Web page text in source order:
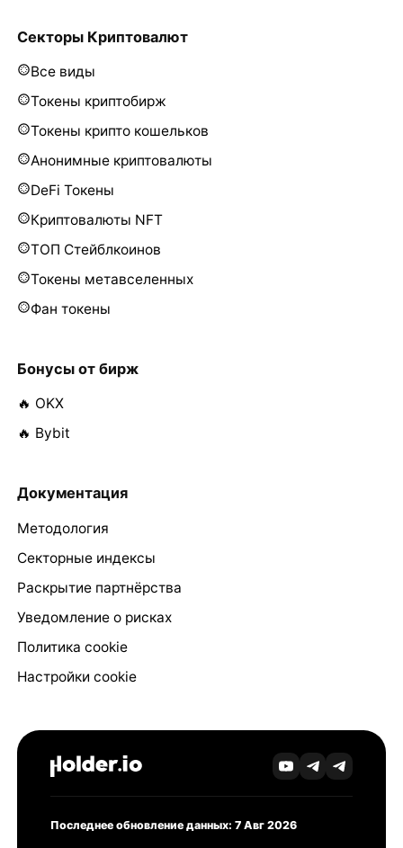
Секторы Криптовалют
Все виды
Токены криптобирж
Токены крипто кошельков
Анонимные криптовалюты
DeFi Токены
Криптовалюты NFT
ТОП Стейблкоинов
Токены метавселенных
Фан токены
Бонусы от бирж
🔥 OKX
🔥 Bybit
Документация
Методология
Секторные индексы
Раскрытие партнёрства
Уведомление о рисках
Политика cookie
Настройки cookie
Последнее обновление данных: 7 Авг 2026